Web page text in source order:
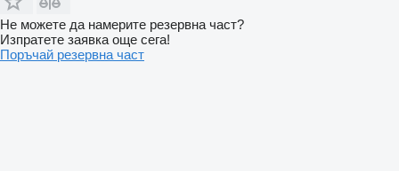
Не можете да намерите резервна част?
Изпратете заявка още сега!
Поръчай резервна част